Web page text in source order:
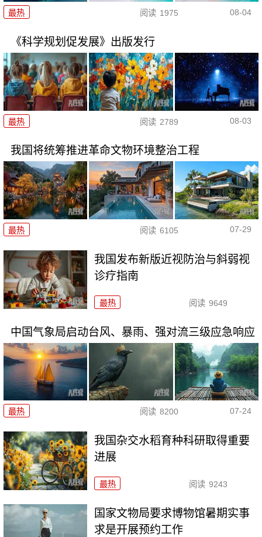
最热 阅读 1975 08-04
《科学规划促发展》出版发行
最热 阅读 2789 08-03
我国将统筹推进革命文物环境整治工程
最热 阅读 6105 07-29
我国发布新版近视防治与斜弱视
诊疗指南
最热 阅读 9649
中国气象局启动台风、暴雨、强对流三级应急响应
最热 阅读 8200 07-24
我国杂交水稻育种科研取得重要
进展
最热 阅读 9243
国家文物局要求博物馆暑期实事
求是开展预约工作